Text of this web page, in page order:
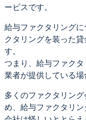
ービスです。
給与ファクタリング
クタリングを装った
す。
つまり、給与ファク
業者が提供している場
多くのファクタリン
め、給与ファクタリ